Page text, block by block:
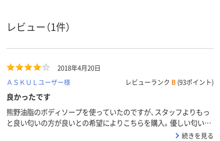
レビュー（1件）
2018年4月20日
ＡＳＫＵＬユーザー様
レビューランク B (93ポイント)
良かったです
熊野油脂のボディソープを使っていたのですが、スタッフよりもっ
と良い匂いの方が良いとの希望によりこちらを購入。優しい匂いで
良かったのですが、泡立ちと泡切れが良く、結果として一回当たりの
続きを見る